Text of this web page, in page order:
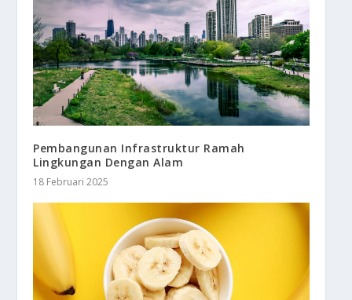
Pembangunan Infrastruktur Ramah
Lingkungan Dengan Alam
18 Februari 2025